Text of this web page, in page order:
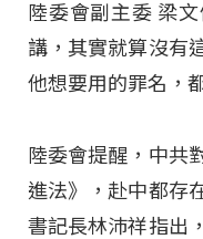
陸委會副主委 梁
講，其實就算沒有
他想要用的罪名，
陸委會提醒，中共
進法》，赴中都存
書記長林沛祥指出